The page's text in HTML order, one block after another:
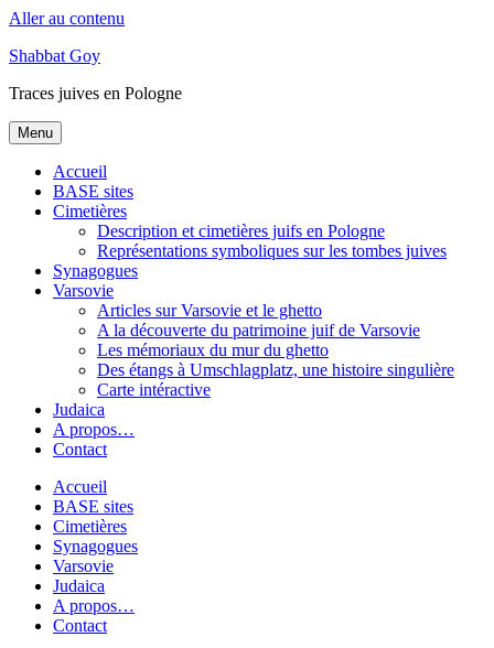
Aller au contenu
Shabbat Goy
Traces juives en Pologne
Menu
Accueil
BASE sites
Cimetières
Description et cimetières juifs en Pologne
Représentations symboliques sur les tombes juives
Synagogues
Varsovie
Articles sur Varsovie et le ghetto
A la découverte du patrimoine juif de Varsovie
Les mémoriaux du mur du ghetto
Des étangs à Umschlagplatz, une histoire singulière
Carte intéractive
Judaica
A propos…
Contact
Accueil
BASE sites
Cimetières
Synagogues
Varsovie
Judaica
A propos…
Contact